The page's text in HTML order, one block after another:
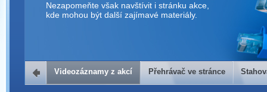
Nezapomeňte však navštívit i stránku akce,
kde mohou být další zajímavé materiály.
Přehrávač ve stránce
Videozáznamy z akcí Přehrávač ve stránce